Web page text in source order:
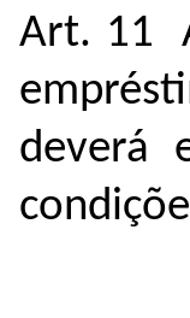
Art. 11
deverá